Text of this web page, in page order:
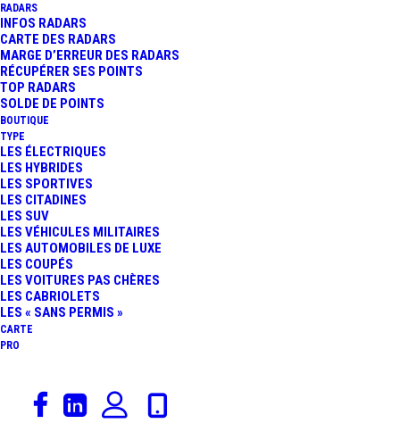
RADARS
INFOS RADARS
CARTE DES RADARS
MARGE D’ERREUR DES RADARS
RÉCUPÉRER SES POINTS
TOP RADARS
SOLDE DE POINTS
BOUTIQUE
TYPE
LES ÉLECTRIQUES
LES HYBRIDES
LES SPORTIVES
LES CITADINES
LES SUV
LES VÉHICULES MILITAIRES
LES AUTOMOBILES DE LUXE
LES COUPÉS
LES VOITURES PAS CHÈRES
LES CABRIOLETS
LES « SANS PERMIS »
CARTE
PRO
7 Minutes
Apparu en 2014, le Citroën C4 Cactus
fait sa mue grâce à une nouvelle